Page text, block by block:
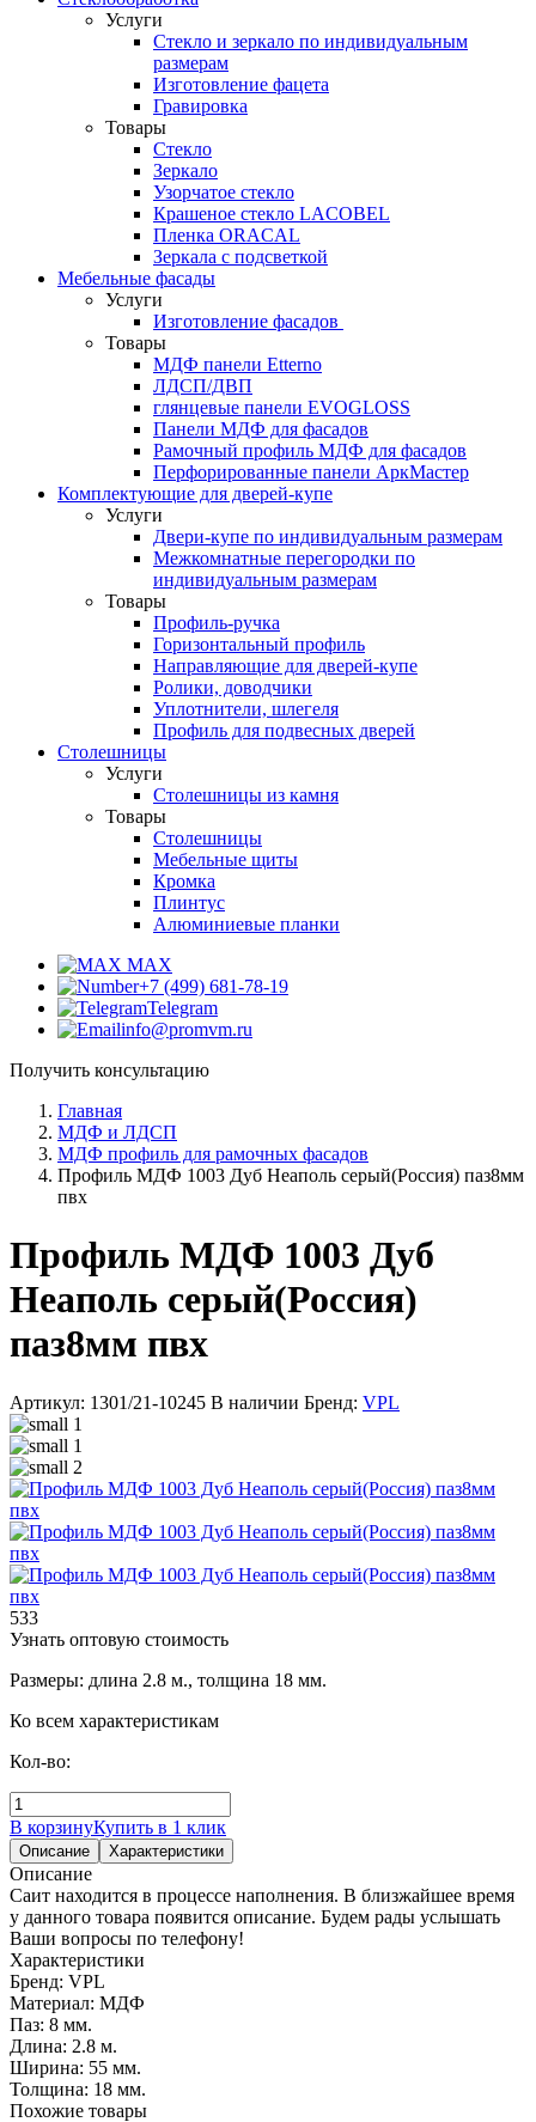
Услуги
Стекло и зеркало по индивидуальным
размерам
Изготовление фацета
Гравировка
Товары
Стекло
Зеркало
Узорчатое стекло
Крашеное стекло LACOBEL
Пленка ORACAL
Зеркала с подсветкой
Мебельные фасады
Услуги
Изготовление фасадов
Товары
МДФ панели Etterno
ЛДСП/ДВП
глянцевые панели EVOGLOSS
Панели МДФ для фасадов
Рамочный профиль МДФ для фасадов
Перфорированные панели АркМастер
Комплектующие для дверей-купе
Услуги
Двери-купе по индивидуальным размерам
Межкомнатные перегородки по
индивидуальным размерам
Товары
Профиль-ручка
Горизонтальный профиль
Направляющие для дверей-купе
Ролики, доводчики
Уплотнители, шлегеля
Профиль для подвесных дверей
Столешницы
Услуги
Столешницы из камня
Товары
Столешницы
Мебельные щиты
Кромка
Плинтус
Алюминиевые планки
MAX
+7 (499) 681-78-19
Telegram
info@promvm.ru
Получить консультацию
Главная
МДФ и ЛДСП
МДФ профиль для рамочных фасадов
Профиль МДФ 1003 Дуб Неаполь серый(Россия) паз8мм
пвх
Профиль МДФ 1003 Дуб
Неаполь серый(Россия)
паз8мм пвх
Артикул: 1301/21-10245 В наличии Бренд: VPL
533
Узнать оптовую стоимость
Размеры: длина 2.8 м., толщина 18 мм.
Ко всем характеристикам
Кол-во:
В корзинуКупить в 1 клик
Описание Характеристики
Описание
Саит находится в процессе наполнения. В близжайшее время
у данного товара появится описание. Будем рады услышать
Ваши вопросы по телефону!
Характеристики
Бренд: VPL
Материал: МДФ
Паз: 8 мм.
Длина: 2.8 м.
Ширина: 55 мм.
Толщина: 18 мм.
Похожие товары